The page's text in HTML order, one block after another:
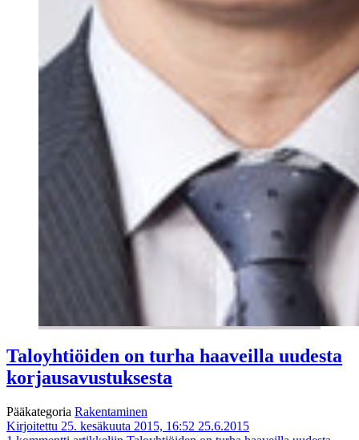
Taloyhtiöiden on turha haaveilla uudesta
korjausavustuksesta
Pääkategoria Rakentaminen
Kirjoitettu 25. kesäkuuta 2015, 16:52 25.6.2015